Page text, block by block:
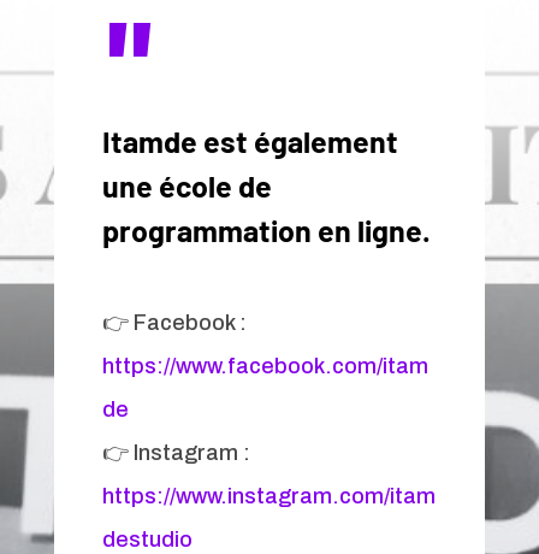
"
Itamde est également
une école de
programmation en ligne.
👉 Facebook :
https://www.facebook.com/itam
de
👉 Instagram :
https://www.instagram.com/itam
destudio